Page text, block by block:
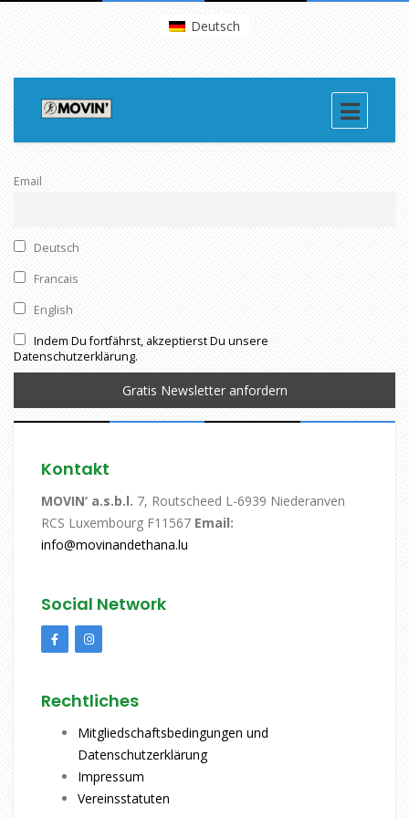
Deutsch
Email
Deutsch
Francais
English
Indem Du fortfährst, akzeptierst Du unsere
Datenschutzerklärung.
Kontakt
MOVIN‘ a.s.b.l. 7, Routscheed L-6939 Niederanven
RCS Luxembourg F11567 Email:
info@movinandethana.lu
Social Network
Rechtliches
Mitgliedschaftsbedingungen und
Datenschutzerklärung
Impressum
Vereinsstatuten